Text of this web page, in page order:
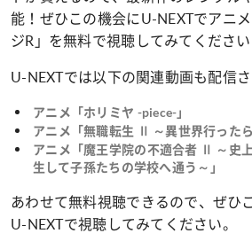
能！ぜひこの機会にU-NEXTでアニ
ジR」を無料で視聴してみてください
U-NEXTでは以下の関連動画も配信さ
アニメ「ホリミヤ -piece-」
アニメ「無職転生 Ⅱ ～異世界行ったら
アニメ「魔王学院の不適合者 Ⅱ ～史
生して子孫たちの学校へ通う～」
あわせて無料視聴できるので、ぜひ
U-NEXTで視聴してみてください。